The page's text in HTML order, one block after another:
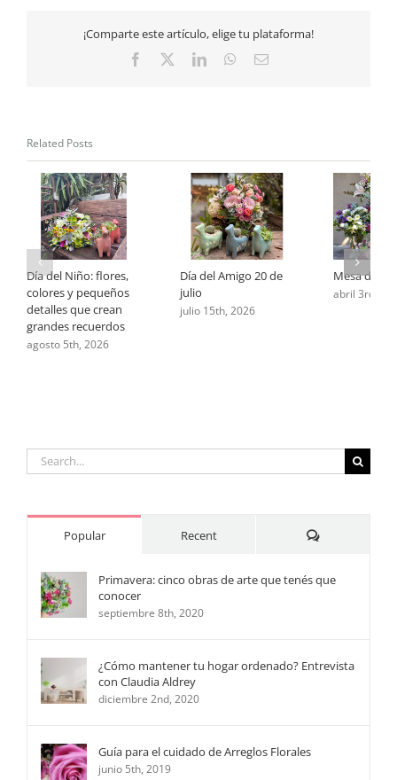
¡Comparte este artículo, elige tu plataforma!
Facebook LinkedInWhatsApp
Email
Related Posts
Día del Niño: flores,
colores y pequeños
detalles que crean
grandes recuerdos
agosto 5th, 2026
Día del Amigo 20 de
julio
julio 15th, 2026
Mesa de
abril 3rd,
Search
for:
Popular Recent Comments
Primavera: cinco obras de arte que tenés que
conocer
septiembre 8th, 2020
¿Cómo mantener tu hogar ordenado? Entrevista
con Claudia Aldrey
diciembre 2nd, 2020
Guía para el cuidado de Arreglos Florales
junio 5th, 2019